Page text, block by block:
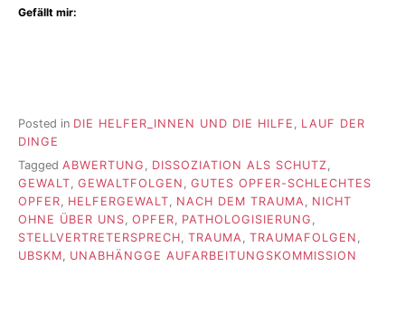
Gefällt mir:
Posted in DIE HELFER_INNEN UND DIE HILFE
LAUF DER
DINGE
Tagged ABWERTUNG , DISSOZIATION ALS SCHUTZ,
GEWALT, GEWALTFOLGEN , GUTES OPFER-SCHLECHTES
OPFER, HELFERGEWALT, NACH DEM TRAUMA, NICHT
OHNE ÜBER UNS, OPFER, PATHOLOGISIERUNG ,
STELLVERTRETERSPRECH, TRAUMA, TRAUMAFOLGEN ,
UBSKM, UNABHÄNGGE AUFARBEITUNGSKOMMISSION